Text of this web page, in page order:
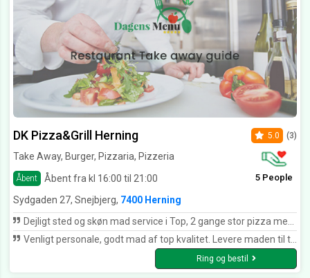
DK Pizza&Grill Herning
Take Away, Burger, Pizzaria, Pizzeria
Åbent Åbent fra kl 16:00 til 21:00
5.0 (3)
5 People
Sydgaden 27, Snejbjerg, 7400 Herning
Dejligt sted og skøn mad service i Top, 2 gange stor pizza med salat på under 20 minutter plus sodavand Tak herfra os Camilla og Anders
Venligt personale, godt mad af top kvalitet. Levere maden til tiden. Butikken er ren og indbydende. Kan helt klart anbefales.
Ring og bestil